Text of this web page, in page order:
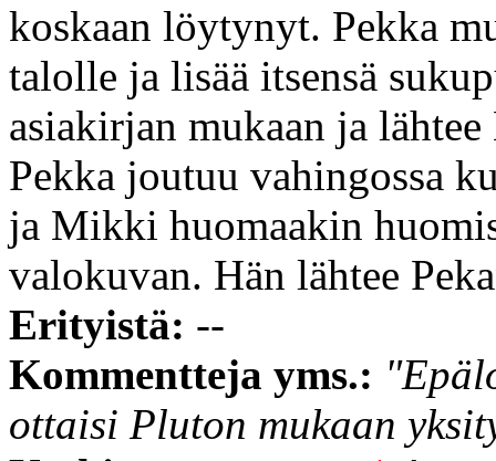
koskaan löytynyt. Pekka
talolle ja lisää itsensä
asiakirjan mukaan ja
Pekka joutuu vahingossa
ja Mikki huomaakin
valokuvan. Hän lähtee
Erityistä: --
Kommentteja yms.:
ottaisi Pluton mukaan